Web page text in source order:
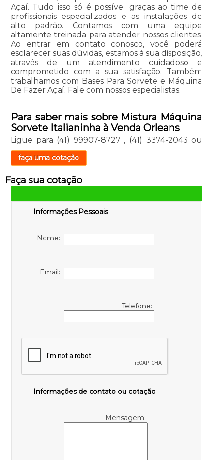
Açaí. Tudo isso só é possível graças ao time de
profissionais especializados e as instalações de
alto padrão. Contamos com uma equipe
altamente treinada para atender nossos clientes.
Ao entrar em contato conosco, você poderá
esclarecer suas dúvidas, estamos à sua disposição,
através de um atendimento cuidadoso e
comprometido com a sua satisfação. Também
trabalhamos com Bases Para Sorvete e Máquina
De Fazer Açaí. Fale com nossos especialistas.
Para saber mais sobre Mistura Máquina
Sorvete Italianinha à Venda Orleans
Ligue para (41) 99907-8727 , (41) 3374-2043 ou
faça uma cotação
Faça sua cotação
Informações Pessoais
Nome:
Email:
Telefone:
Informações de contato ou cotação
Mensagem: